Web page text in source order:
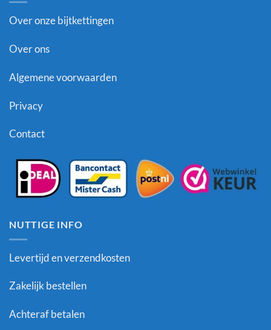
Over onze bijtkettingen
Over ons
Algemene voorwaarden
Privacy
Contact
NUTTIGE INFO
Levertijd en verzendkosten
Zakelijk bestellen
Achteraf betalen